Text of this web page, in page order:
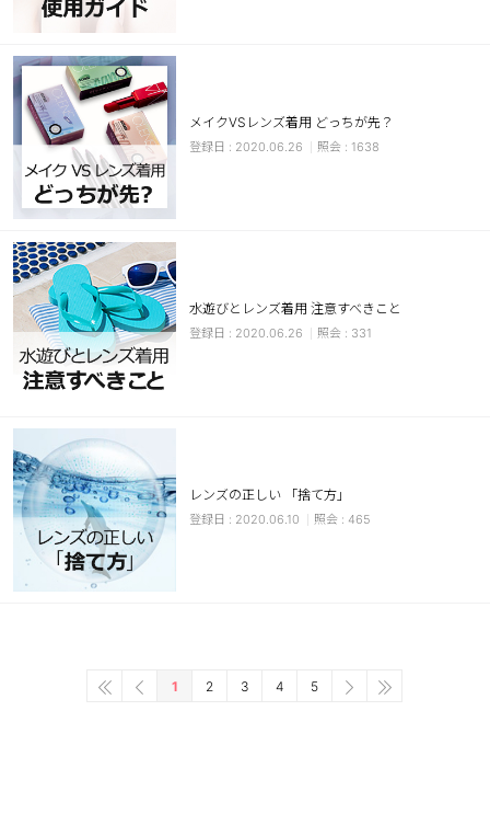
INSTAGRAM TWITTER
メイクVSレンズ着用 どっちが先？
2020.06.26 1638
水遊びとレンズ着用 注意すべきこと
2020.06.26 331
レンズの正しい 「捨て方」
2020.06.10 465
1 2 3 4 5